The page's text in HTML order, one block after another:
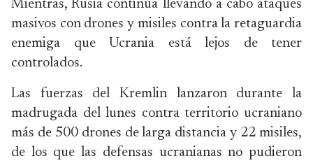
Mientras, Rusia continúa llevando a cabo ataques
masivos con drones y misiles contra la retaguardia
enemiga que Ucrania está lejos de tener
controlados.
Las fuerzas del Kremlin lanzaron durante la
madrugada del lunes contra territorio ucraniano
más de 500 drones de larga distancia y 22 misiles,
de los que las defensas ucranianas no pudieron